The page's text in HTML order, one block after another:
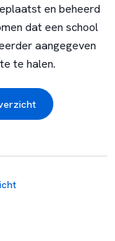
en beheerd
dat een school
aangegeven
te halen.